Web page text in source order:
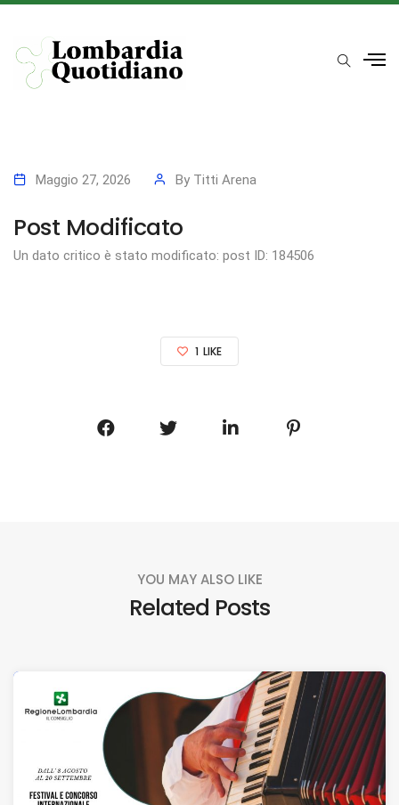
Maggio 27, 2026 By Titti Arena
Post Modificato
Un dato critico è stato modificato: post ID: 184506
1 LIKE
YOU MAY ALSO LIKE
Related Posts